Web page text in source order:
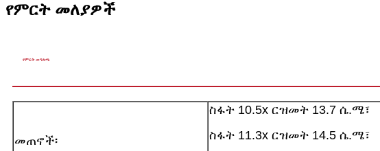
የምርት መለያዎች
የምርት መግለጫ
መጠኖች፡
ስፋት 10.5x ርዝመት 13.7 ሴ.ሜ፣
ስፋት 11.3x ርዝመት 14.5 ሴ.ሜ፣